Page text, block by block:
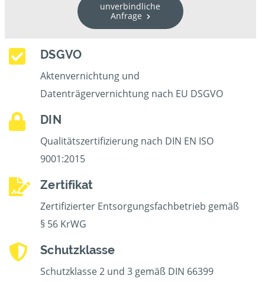
unverbindliche
Anfrage
DSGVO
Aktenvernichtung und
Datenträgervernichtung nach EU DSGVO
DIN
Qualitätszertifizierung nach DIN EN ISO
9001:2015
Zertifikat
Zertifizierter Entsorgungsfachbetrieb gemäß
§ 56 KrWG
Schutzklasse
Schutzklasse 2 und 3 gemäß DIN 66399